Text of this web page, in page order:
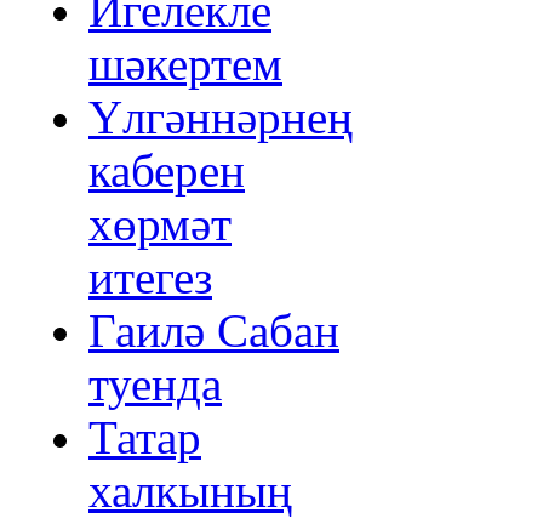
Игелекле
шәкертем
Үлгәннәрнең
каберен
хөрмәт
итегез
Гаилә Сабан
туенда
Татар
халкының